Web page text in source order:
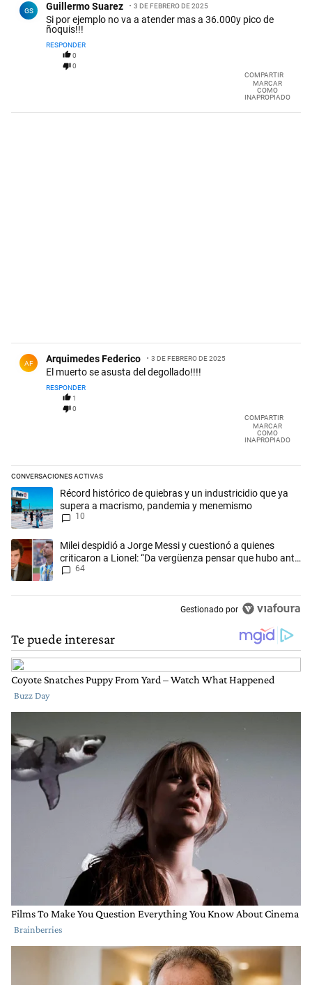
GS Guillermo Suarez 3 DE FEBRERO DE 2025
Si por ejemplo no va a atender mas a 36.000y pico de
ñoquis!!!
RESPONDER
0
0
COMPARTIR
MARCAR
COMO
INAPROPIADO
AF Arquimedes Federico 3 DE FEBRERO DE 2025
El muerto se asusta del degollado!!!!
RESPONDER
1
0
COMPARTIR
MARCAR
COMO
INAPROPIADO
CONVERSACIONES ACTIVAS
Este listado muestra los artículos con más comentarios en los
Un artículo de tendencia con el título "Récord histórico de quiebras y
Récord histórico de quiebras y un industricidio que ya
supera a macrismo, pandemia y menemismo
10
Un artículo de tendencia con el título "Milei despidió a Jorge Messi y
Milei despidió a Jorge Messi y cuestionó a quienes
criticaron a Lionel: “Da vergüenza pensar que hubo anti-
Messi”
64
Gestionado por